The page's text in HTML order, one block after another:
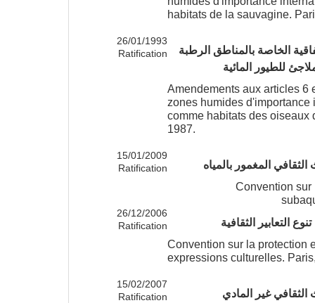
habitats de la sauvagine.
6 و 7 من الاتفاقية الخاصة بالمناطق الرطبة
للطيور المائية
Amendements aux articles 6
zones humides
comme habitats des oiseaux
1987.
26/01/1993
Ratification
الثقافي المغمور بالمياه
Convention sur
15/01/2009
Ratification
التعابير الثقافية
Convention sur la protection
expressions culturelles.
26/12/2006
Ratification
الثقافي غير المادي
15/02/2007
Ratification